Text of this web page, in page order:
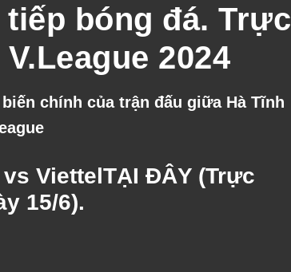
bóng đá. Trực
2024
chính của trận đấu giữa Hà Tĩnh
ViettelTẠI ĐÂY (Trực
15/6).